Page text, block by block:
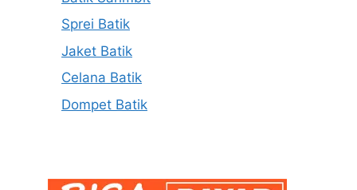
Sprei Batik
Jaket Batik
Celana Batik
Dompet Batik